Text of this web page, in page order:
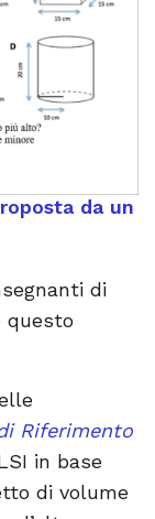
da un
di
questo
Riferimento
in base
di volume